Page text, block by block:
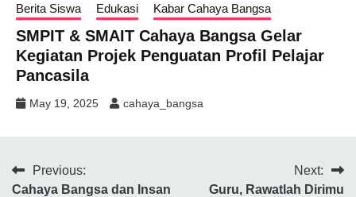
Berita Siswa Edukasi Kabar Cahaya Bangsa
SMPIT & SMAIT Cahaya Bangsa Gelar
Kegiatan Projek Penguatan Profil Pelajar
Pancasila
May 19, 2025 cahaya_bangsa
Previous:
Cahaya Bangsa dan Insan
Next:
Guru, Rawatlah Dirimu